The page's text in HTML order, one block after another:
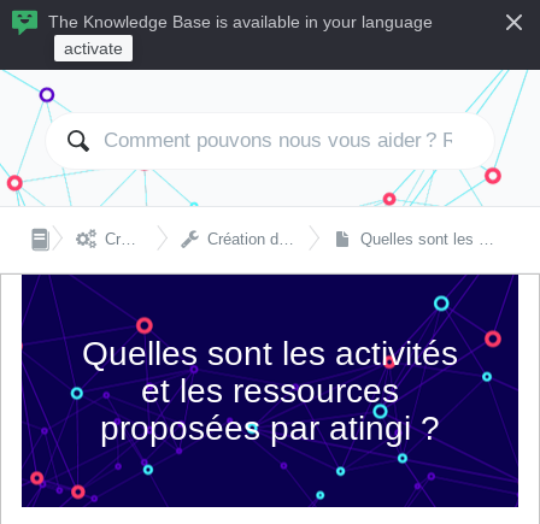
The Knowledge Base is available in your language
activate
 Créer et gérer des cours  Création de cours et paramètres techniques Quelles sont les activités et les ressources proposées par atingi ?
Quelles sont les activités
et les ressources
proposées par atingi ?